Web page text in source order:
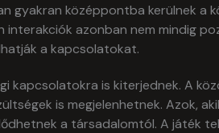
gyakran középpontba kerülnek a
azonban nem mindig
a kapcsolatokat.
kapcsolatokra is kiterjednek. A
is megjelenhetnek. Azok,
a társadalomtól. A játék